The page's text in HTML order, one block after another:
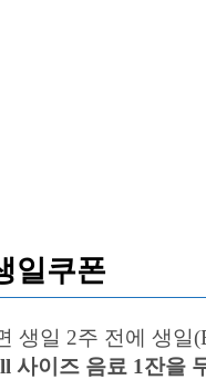
일쿠폰
생일 2주 전에 생
사이즈 음료 1잔을